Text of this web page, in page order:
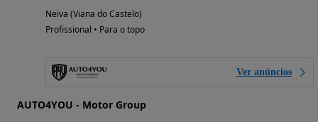
Neiva (Viana do Castelo)
Profissional • Para o topo
Ver anúncios
AUTO4YOU - Motor Group